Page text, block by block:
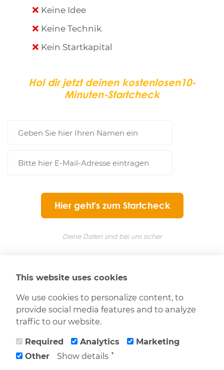
This website uses cookies
We use cookies to personalize content, to
provide social media features and to analyze
traffic to our website.
Required Analytics
Marketing
Other
Show details ▼
Keine Idee
Keine Technik
Kein Startkapital
Hol dir jetzt deinen kostenlosen10-
Minuten-Startcheck
Hier geht's zum Startcheck
Deine Daten sind bei uns sicher
Abbuchungen und Bezahlvorgänge erfolgen über Digistore24
Copyright © 2025
RW-Onlinemarketing
Impressum Datenschutz